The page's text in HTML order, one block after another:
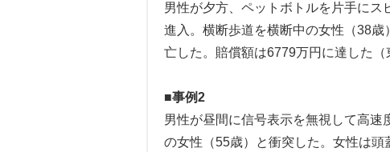
男性が夕方、ペットボトルを片手にス
進入。横断歩道を横断中の女性（38
亡した。賠償額は6779万円に達した
■事例2
男性が昼間に信号表示を無視して高速
の女性（55歳）と衝突した。女性は